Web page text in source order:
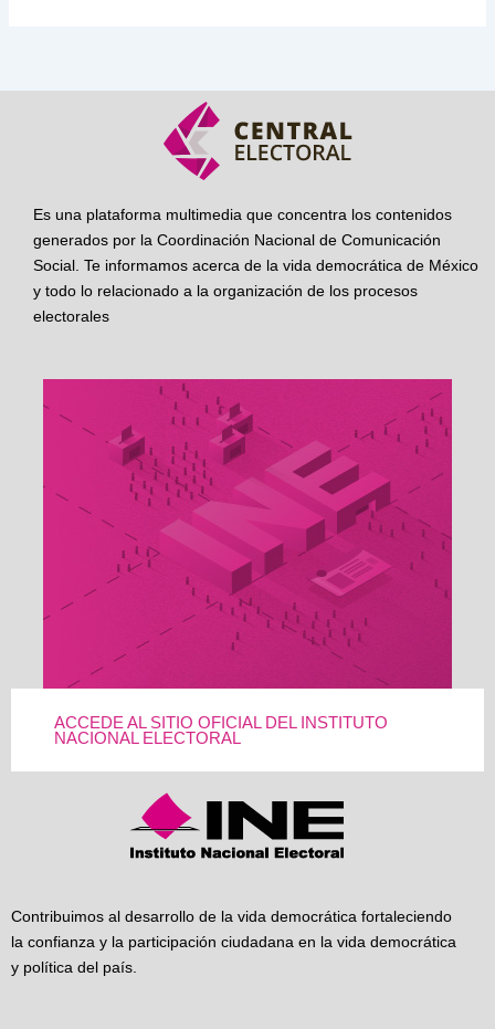
Es una plataforma multimedia que concentra los contenidos
generados por la Coordinación Nacional de Comunicación
Social. Te informamos acerca de la vida democrática de México
y todo lo relacionado a la organización de los procesos
electorales
ACCEDE AL SITIO OFICIAL DEL INSTITUTO
NACIONAL ELECTORAL
Contribuimos al desarrollo de la vida democrática fortaleciendo
la confianza y la participación ciudadana en la vida democrática
y política del país.